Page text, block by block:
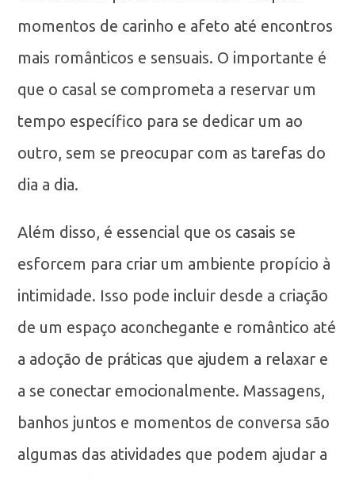
momentos de carinho e afeto até encontros
mais românticos e sensuais. O importante é
que o casal se comprometa a reservar um
tempo específico para se dedicar um ao
outro, sem se preocupar com as tarefas do
dia a dia.
Além disso, é essencial que os casais se
esforcem para criar um ambiente propício à
intimidade. Isso pode incluir desde a criação
de um espaço aconchegante e romântico até
a adoção de práticas que ajudem a relaxar e
a se conectar emocionalmente. Massagens,
banhos juntos e momentos de conversa são
algumas das atividades que podem ajudar a